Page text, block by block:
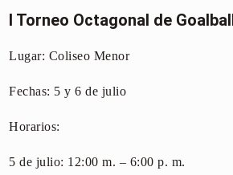
I Torneo Octagonal de
Lugar: Coliseo Menor
Fechas: 5 y 6 de julio
Horarios:
5 de julio: 12:00 m. – 6:00 p. m.